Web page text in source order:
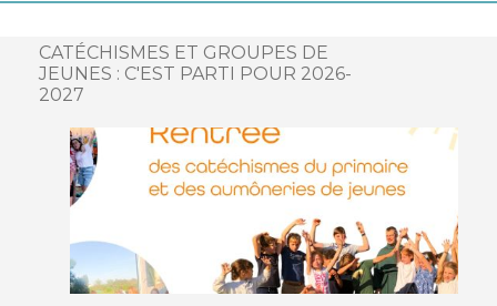
CATÉCHISMES ET GROUPES DE
JEUNES : C'EST PARTI POUR 2026-
2027